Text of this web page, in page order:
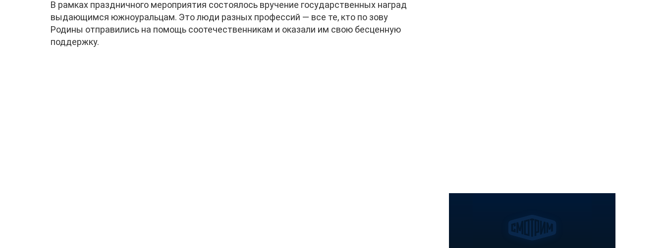
В рамках праздничного мероприятия состоялось вручение государственных наград
выдающимся южноуральцам. Это люди разных профессий — все те, кто по зову
Родины отправились на помощь соотечественникам и оказали им свою бесценную
поддержку.